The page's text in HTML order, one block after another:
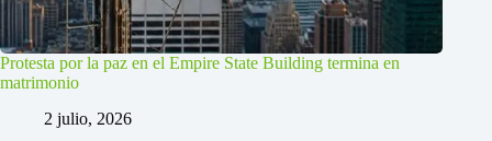
Protesta por la paz en el Empire State Building termina en
matrimonio
2 julio, 2026